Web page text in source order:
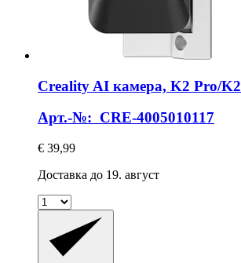
Creality AI камера, K2 Pro/K2
Арт.-№: CRE-4005010117
€ 39,99
Доставка до 19. август